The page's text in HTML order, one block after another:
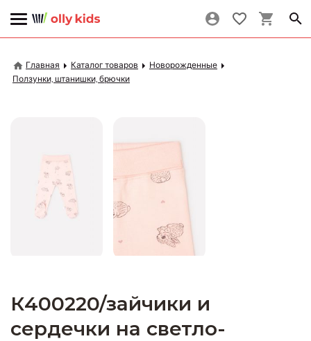
Главная Каталог товаров
Новорожденные
Ползунки, штанишки, брючки
К400220/зайчики и
сердечки на светло-